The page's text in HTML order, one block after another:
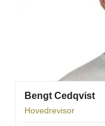
Bengt Cedqvist
Hovedrevisor